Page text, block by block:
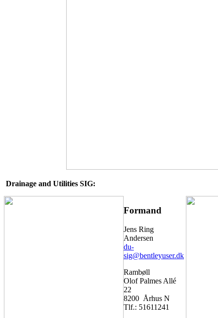
Drainage and Utilities SIG:
Formand
Jens Ring
Andersen
du-
sig@bentleyuser.dk
Rambøll
Olof Palmes Allé
22
8200 Århus N
Tlf.: 51611241